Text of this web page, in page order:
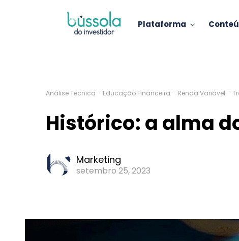
Plataforma
Análise Técnica · Educação Financeira · Renda Variável ·
Histórico: a alma
Marketing
setembro 25, 2023